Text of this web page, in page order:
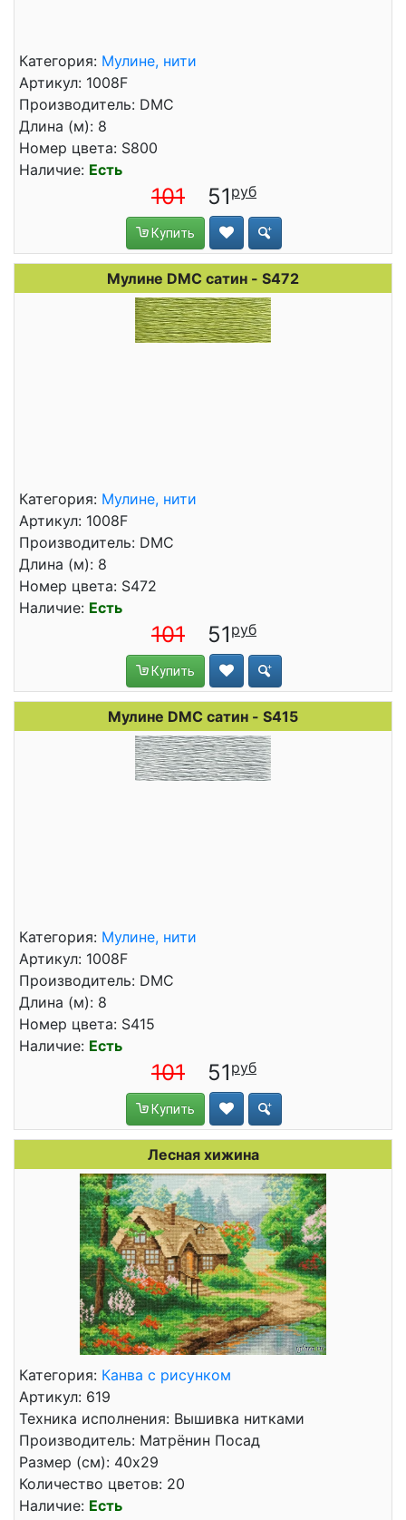
Категория: Мулине, нити
Артикул: 1008F
Производитель: DMC
Длина (м): 8
Номер цвета: S800
Наличие: Есть
101 51
Купить
Мулине DMC сатин - S472
Категория: Мулине, нити
Артикул: 1008F
Производитель: DMC
Длина (м): 8
Номер цвета: S472
Наличие: Есть
101 51
Купить
Мулине DMC сатин - S415
Категория: Мулине, нити
Артикул: 1008F
Производитель: DMC
Длина (м): 8
Номер цвета: S415
Наличие: Есть
101 51
Купить
Лесная хижина
Категория: Канва с рисунком
Артикул: 619
Техника исполнения: Вышивка нитками
Производитель: Матрёнин Посад
Размер (см): 40x29
Количество цветов: 20
Наличие: Есть